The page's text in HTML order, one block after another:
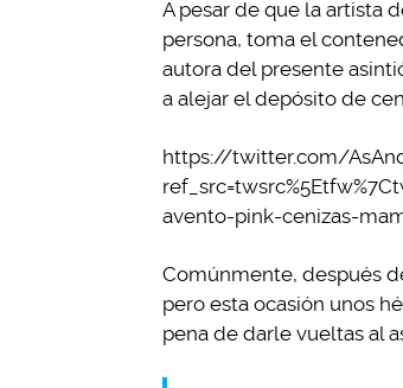
A pesar de que la artista
persona, toma el
autora del presente
a alejar el depósito de
https://twitter.com/
avento-pink-cenizas-
Comúnmente, después
pero esta ocasión unos
pena de darle vueltas al